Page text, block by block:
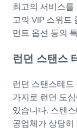
최고의 서비스를
고의 VIP 스위트
먼트 옵션 등의
런던 스탠스
런던 스탠스테
가지로 런던 도
있습니다. 스탠
공업체가 상당